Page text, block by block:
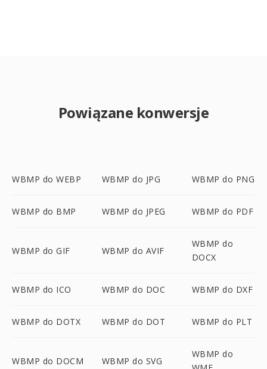
Powiązane konwersje
WBMP do WEBP WBMP do JPG WBMP do PNG
WBMP do BMP WBMP do JPEG WBMP do PDF
WBMP do GIF WBMP do AVIF
WBMP do
DOCX
WBMP do ICO WBMP do DOC WBMP do DXF
WBMP do DOTX WBMP do DOT WBMP do PLT
WBMP do DOCM WBMP do SVG
WBMP do